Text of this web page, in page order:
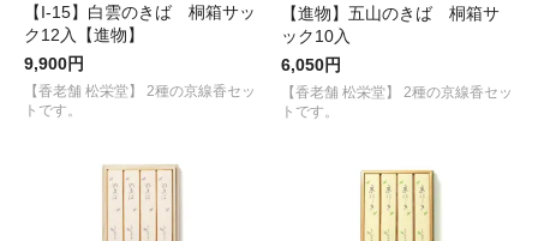
【I-15】白雲のきば 桐箱サッ
ク12入【進物】
9,900円
【香老舗 松栄堂】 2種の京線香セッ
トです。
【進物】五山のきば 桐箱サ
ック10入
6,050円
【香老舗 松栄堂】 2種の京線香セッ
トです。